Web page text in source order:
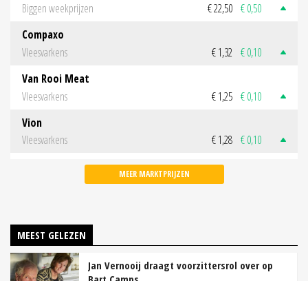
Biggen weekprijzen
€ 22,50 € 0,50
Compaxo
Vleesvarkens
€ 1,32 € 0,10
Van Rooi Meat
Vleesvarkens
€ 1,25 € 0,10
Vion
Vleesvarkens
€ 1,28 € 0,10
MEER MARKTPRIJZEN
MEEST GELEZEN
Jan Vernooij draagt voorzittersrol over op